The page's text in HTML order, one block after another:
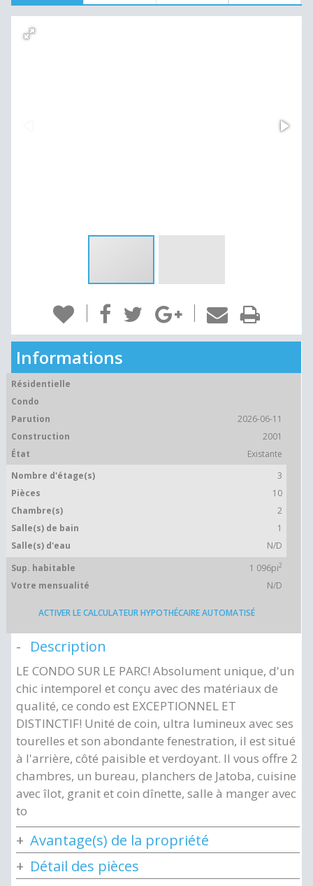
Informations
Résidentielle
Condo
Parution
2026-06-11
Construction
2001
État
Existante
Nombre d'étage(s)
3
Pièces
10
Chambre(s)
2
Salle(s) de bain
1
Salle(s) d'eau
N/D
Sup. habitable
1 096pi2
Votre mensualité N/D
ACTIVER LE CALCULATEUR HYPOTHÉCAIRE AUTOMATISÉ
Description
LE CONDO SUR LE PARC! Absolument unique, d'un
chic intemporel et conçu avec des matériaux de
qualité, ce condo est EXCEPTIONNEL ET
DISTINCTIF! Unité de coin, ultra lumineux avec ses
tourelles et son abondante fenestration, il est situé
à l'arrière, côté paisible et verdoyant. Il vous offre 2
chambres, un bureau, planchers de Jatoba, cuisine
avec îlot, granit et coin dînette, salle à manger avec
to
Avantage(s) de la propriété
Détail des pièces